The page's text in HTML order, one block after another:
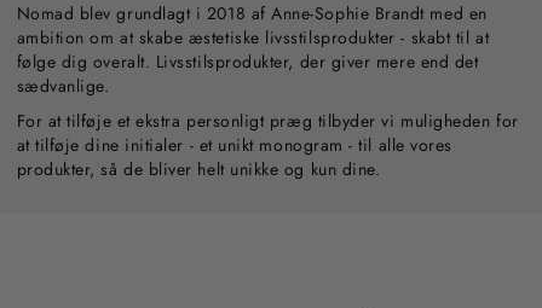
Nomad blev grundlagt i 2018 af Anne-Sophie Brandt med en
ambition om at skabe æstetiske livsstilsprodukter - skabt til at
følge dig overalt. Livsstilsprodukter, der giver mere end det
sædvanlige.
For at tilføje et ekstra personligt præg tilbyder vi muligheden for
at tilføje dine initialer - et unikt monogram - til alle vores
produkter, så de bliver helt unikke og kun dine.